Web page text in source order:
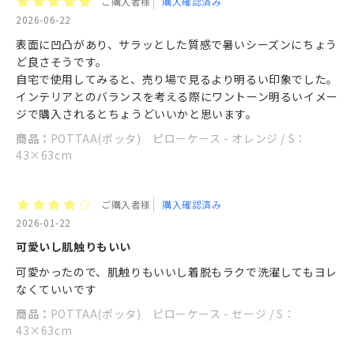
2026-06-22
表面に凹凸があり、サラッとした質感で暑いシーズンにちょう
ど良さそうです。
自宅で使用してみると、売り場で見るより明るい印象でした。
インテリアとのバランスを考える際にワントーン明るいイメー
ジで購入されるとちょうどいいかと思います。
商品： POTTAA(ポッタ) ピローケース - オレンジ / S：
43×63cm
ご購入者様
購入確認済み
2026-01-22
可愛いし肌触りもいい
可愛かったので、肌触りもいいし着脱もラクで洗濯してもヨレ
なくていいです
商品： POTTAA(ポッタ) ピローケース - セージ / S：
43×63cm